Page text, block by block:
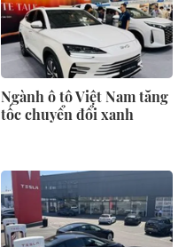
Ngành ô tô Việt Nam tăng
tốc chuyển đổi xanh